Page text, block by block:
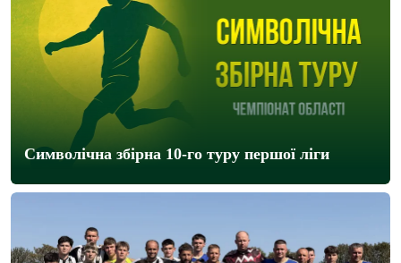
Символічна збірна 10-го туру першої ліги